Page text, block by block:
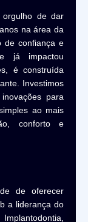
de dar
na área da
de confiança e
já impactou
é construída
Investimos
para
ao mais
conforto e
de oferecer
a liderança do